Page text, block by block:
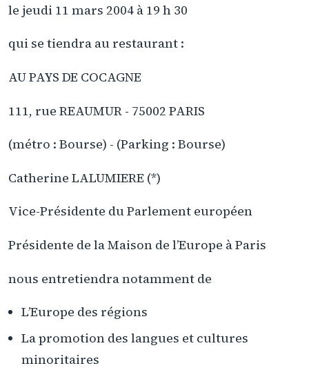
le jeudi 11 mars 2004 à 19 h 30
qui se tiendra au restaurant :
AU PAYS DE COCAGNE
111, rue REAUMUR - 75002 PARIS
(métro : Bourse) - (Parking : Bourse)
Catherine LALUMIERE (*)
Vice-Présidente du Parlement européen
Présidente de la Maison de l’Europe à Paris
nous entretiendra notamment de
L’Europe des régions
La promotion des langues et cultures
minoritaires